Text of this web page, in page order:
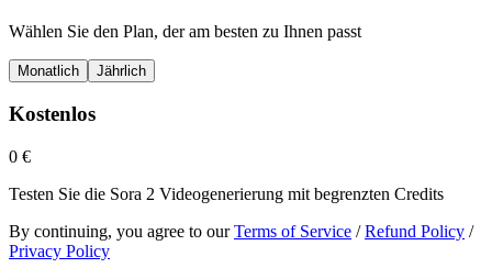
Wählen Sie den Plan, der am besten zu Ihnen passt
Monatlich Jährlich
Kostenlos
0 €
Testen Sie die Sora 2 Videogenerierung mit begrenzten Credits
By continuing, you agree to our Terms of Service / Refund Policy /
Privacy Policy